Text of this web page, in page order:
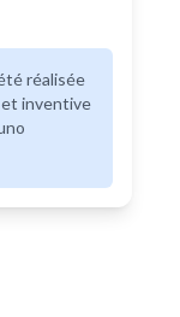
réalisée
et inventive